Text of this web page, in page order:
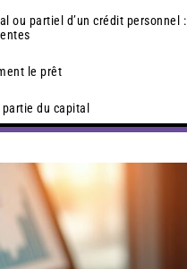
ou partiel d’un crédit personnel :
le prêt
du capital